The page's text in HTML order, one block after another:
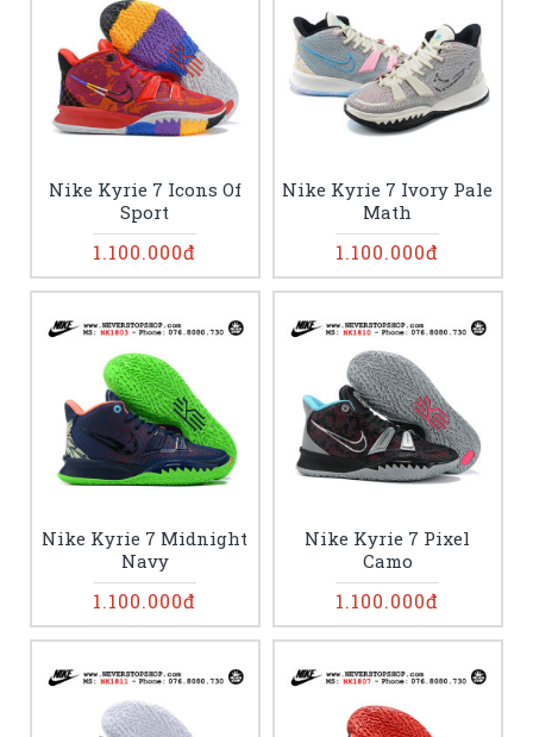
Nike Kyrie 7 Icons Of
Sport
1.100.000đ
Nike Kyrie 7 Ivory Pale
Math
1.100.000đ
Nike Kyrie 7 Midnight
Navy
1.100.000đ
Nike Kyrie 7 Pixel
Camo
1.100.000đ